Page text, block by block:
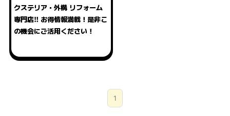
クステリア・外構 リフォーム
専門店‼ お得情報満載！是非こ
の機会にご活用ください！
1